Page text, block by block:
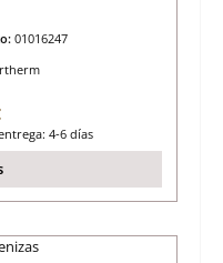
01016247
4-6 días